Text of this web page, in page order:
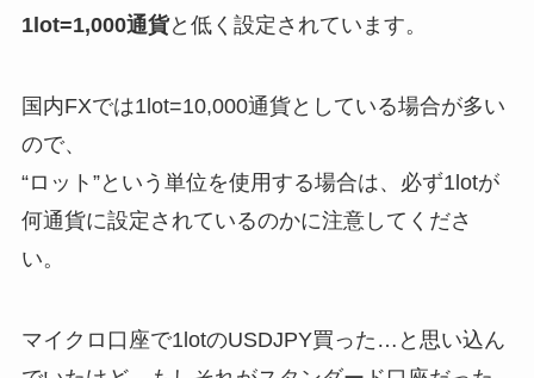
1lot=1,000通貨と低く設定されています。
国内FXでは1lot=10,000通貨としている場合が多い
ので、
“ロット”という単位を使用する場合は、必ず1lotが
何通貨に設定されているのかに注意してくださ
い。
マイクロ口座で1lotのUSDJPY買った…と思い込ん